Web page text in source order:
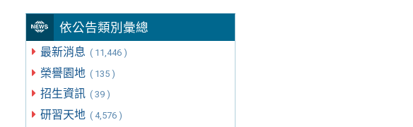
依公告類別彙總
最新消息 ( 11,446 )
榮譽園地 ( 135 )
招生資訊 ( 39 )
研習天地 ( 4,576 )